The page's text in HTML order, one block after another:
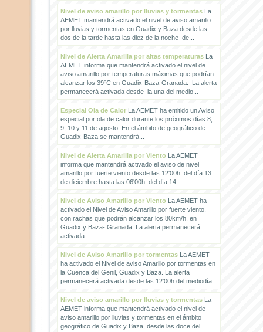
Nivel de aviso amarillo por lluvias y tormentasLa
AEMET mantendrá activado el nivel de aviso amarillo
por lluvias y tormentas en Guadix y Baza desde las
dos de la tarde hasta las diez de la noche de...
Nivel de Alerta Amarilla por altas temperaturasLa
AEMET informa que mantendrá activado el nivel de
aviso amarillo por temperaturas máximas que podrían
alcanzar los 39ºC en Guadix-Baza-Granada. La alerta
permanecerá activada desde la una del medio...
Especial Ola de CalorLa AEMET ha emitido un Aviso
especial por ola de calor durante los próximos días 8,
9, 10 y 11 de agosto. En el ámbito de geográfico de
Guadix-Baza se mantendrá...
Nivel de Alerta Amarilla por VientoLa AEMET
informa que mantendrá activado el aviso de nivel
amarillo por fuerte viento desde las 12'00h. del día 13
de diciembre hasta las 06'00h. del día 14....
Nivel de Aviso Amarillo por VientoLa AEMET ha
activado el Nivel de Aviso Amarillo por fuerte viento,
con rachas que podrán alcanzar los 80km/h. en
Guadix y Baza- Granada. La alerta permanecerá
activada...
Nivel de Aviso Amarillo por tormentasLa AEMET
ha activado el Nivel de aviso Amarillo por tormentas en
la Cuenca del Genil, Guadix y Baza. La alerta
permanecerá activada desde las 12'00h del mediodía...
Nivel de aviso amarillo por lluvias y tormentasLa
AEMET informa que mantendrá activado el nivel de
aviso amarillo por lluvias y tormentas en el ámbito
geográfico de Guadix y Baza, desde las doce del